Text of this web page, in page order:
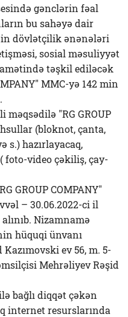
gənclərin fəal
bu sahəyə dair
dövlətçilik ənənələri
sosial məsuliyyət
təşkil ediləcək
MMC-yə 142 min
"RG GROUP
(bloknot, çanta,
s.) hazırlayacaq,
video çəkiliş, çay-
GROUP COMPANY"
– 30.06.2022-ci il
Nizamnamə
hüquqi ünvanı
ev 56, m. 5-
Mehrəliyev Rəşid
bağlı diqqət çəkən
internet resurslarında